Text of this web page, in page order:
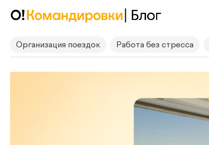
Организация поездок Работа без стресса